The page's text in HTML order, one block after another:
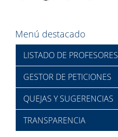
Menú destacado
LISTADO DE PROFESORES
GESTOR DE PETICIONES
QUEJAS Y SUGERENCIAS
TRANSPARENCIA